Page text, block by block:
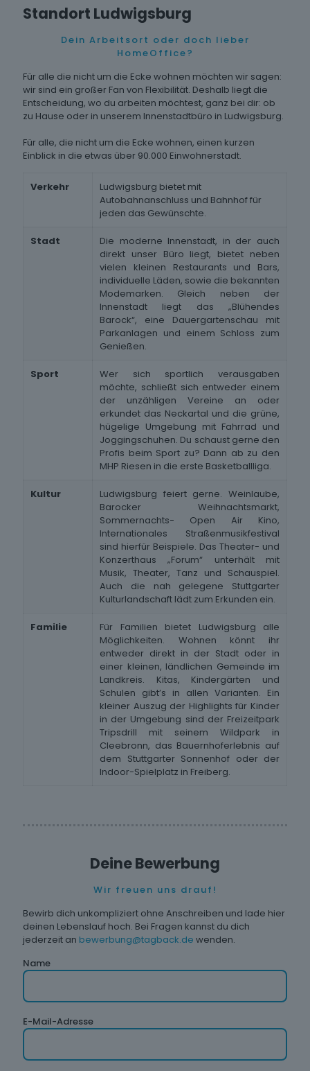
Standort Ludwigsburg
Dein Arbeitsort oder doch lieber
HomeOffice?
Für alle die nicht um die Ecke wohnen möchten wir sagen:
wir sind ein großer Fan von Flexibilität. Deshalb liegt die
Entscheidung, wo du arbeiten möchtest, ganz bei dir: ob
zu Hause oder in unserem Innenstadtbüro in Ludwigsburg.
Für alle, die nicht um die Ecke wohnen, einen kurzen
Einblick in die etwas über 90.000 Einwohnerstadt.
Verkehr
Ludwigsburg bietet mit
Autobahnanschluss und Bahnhof für
jeden das Gewünschte.
Stadt
Die moderne Innenstadt, in der auch
direkt unser Büro liegt, bietet neben
vielen kleinen Restaurants und Bars,
individuelle Läden, sowie die bekannten
Modemarken. Gleich neben der
Innenstadt liegt das „Blühendes
Barock“, eine Dauergartenschau mit
Parkanlagen und einem Schloss zum
Genießen.
Sport
Wer sich sportlich verausgaben
möchte, schließt sich entweder einem
der unzähligen Vereine an oder
erkundet das Neckartal und die grüne,
hügelige Umgebung mit Fahrrad und
Joggingschuhen. Du schaust gerne den
Profis beim Sport zu? Dann ab zu den
MHP Riesen in die erste Basketballliga.
Kultur
Ludwigsburg feiert gerne. Weinlaube,
Barocker Weihnachtsmarkt,
Sommernachts- Open Air Kino,
Internationales Straßenmusikfestival
sind hierfür Beispiele. Das Theater- und
Konzerthaus „Forum“ unterhält mit
Musik, Theater, Tanz und Schauspiel.
Auch die nah gelegene Stuttgarter
Kulturlandschaft lädt zum Erkunden ein.
Familie
Für Familien bietet Ludwigsburg alle
Möglichkeiten. Wohnen könnt ihr
entweder direkt in der Stadt oder in
einer kleinen, ländlichen Gemeinde im
Landkreis. Kitas, Kindergärten und
Schulen gibt’s in allen Varianten. Ein
kleiner Auszug der Highlights für Kinder
in der Umgebung sind der Freizeitpark
Tripsdrill mit seinem Wildpark in
Cleebronn, das Bauernhoferlebnis auf
dem Stuttgarter Sonnenhof oder der
Indoor-Spielplatz in Freiberg.
Deine Bewerbung
Wir freuen uns drauf!
Bewirb dich unkompliziert ohne Anschreiben und lade hier
deinen Lebenslauf hoch. Bei Fragen kannst du dich
jederzeit an bewerbung@tagback.de wenden.
Name
E-Mail-Adresse